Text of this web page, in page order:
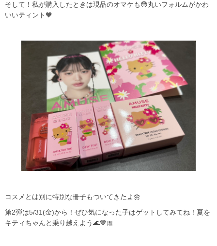
そして！私が購入したときは現品のオマケも😳丸いフォルムがかわ
いいティント🧡
コスメとは別に特別な冊子もついてきたよ🌼
第2弾は5/31(金)から！ぜひ気になった子はゲットしてみてね！夏を
キティちゃんと乗り越えよう🌊🤎🎀